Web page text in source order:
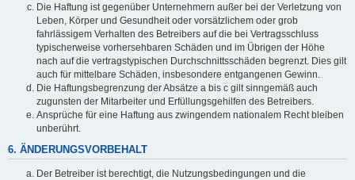
Die Haftung ist gegenüber Unternehmern außer bei der Verletzung von
Leben, Körper und Gesundheit oder vorsätzlichem oder grob
fahrlässigem Verhalten des Betreibers auf die bei Vertragsschluss
typischerweise vorhersehbaren Schäden und im Übrigen der Höhe
nach auf die vertragstypischen Durchschnittsschäden begrenzt. Dies gilt
auch für mittelbare Schäden, insbesondere entgangenen Gewinn.
Die Haftungsbegrenzung der Absätze a bis c gilt sinngemäß auch
zugunsten der Mitarbeiter und Erfüllungsgehilfen des Betreibers.
Ansprüche für eine Haftung aus zwingendem nationalem Recht bleiben
unberührt.
6. ÄNDERUNGSVORBEHALT
Der Betreiber ist berechtigt, die Nutzungsbedingungen und die